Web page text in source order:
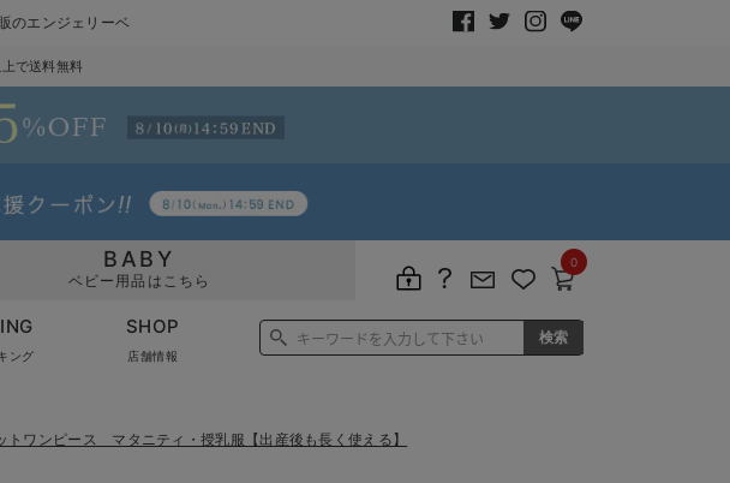
のエンジェリーベ
で送料無料
BABY
ベビー用品はこちら
0
ング
SHOP
店舗情報
トワンピース マタニティ・授乳服【出産後も長く使える】